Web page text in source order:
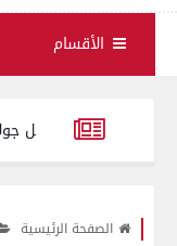
الأقسام
يواصل جولاته
الصفحة الرئيسية